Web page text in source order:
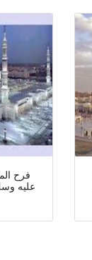
فرح
عليه